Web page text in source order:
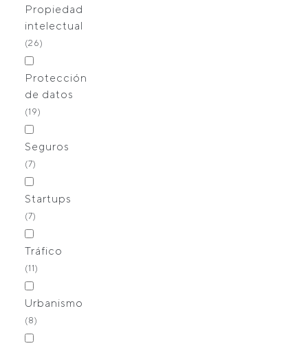
Propiedad
intelectual
(26)
Protección
de datos
(19)
Seguros
(7)
Startups
(7)
Tráfico
(11)
Urbanismo
(8)